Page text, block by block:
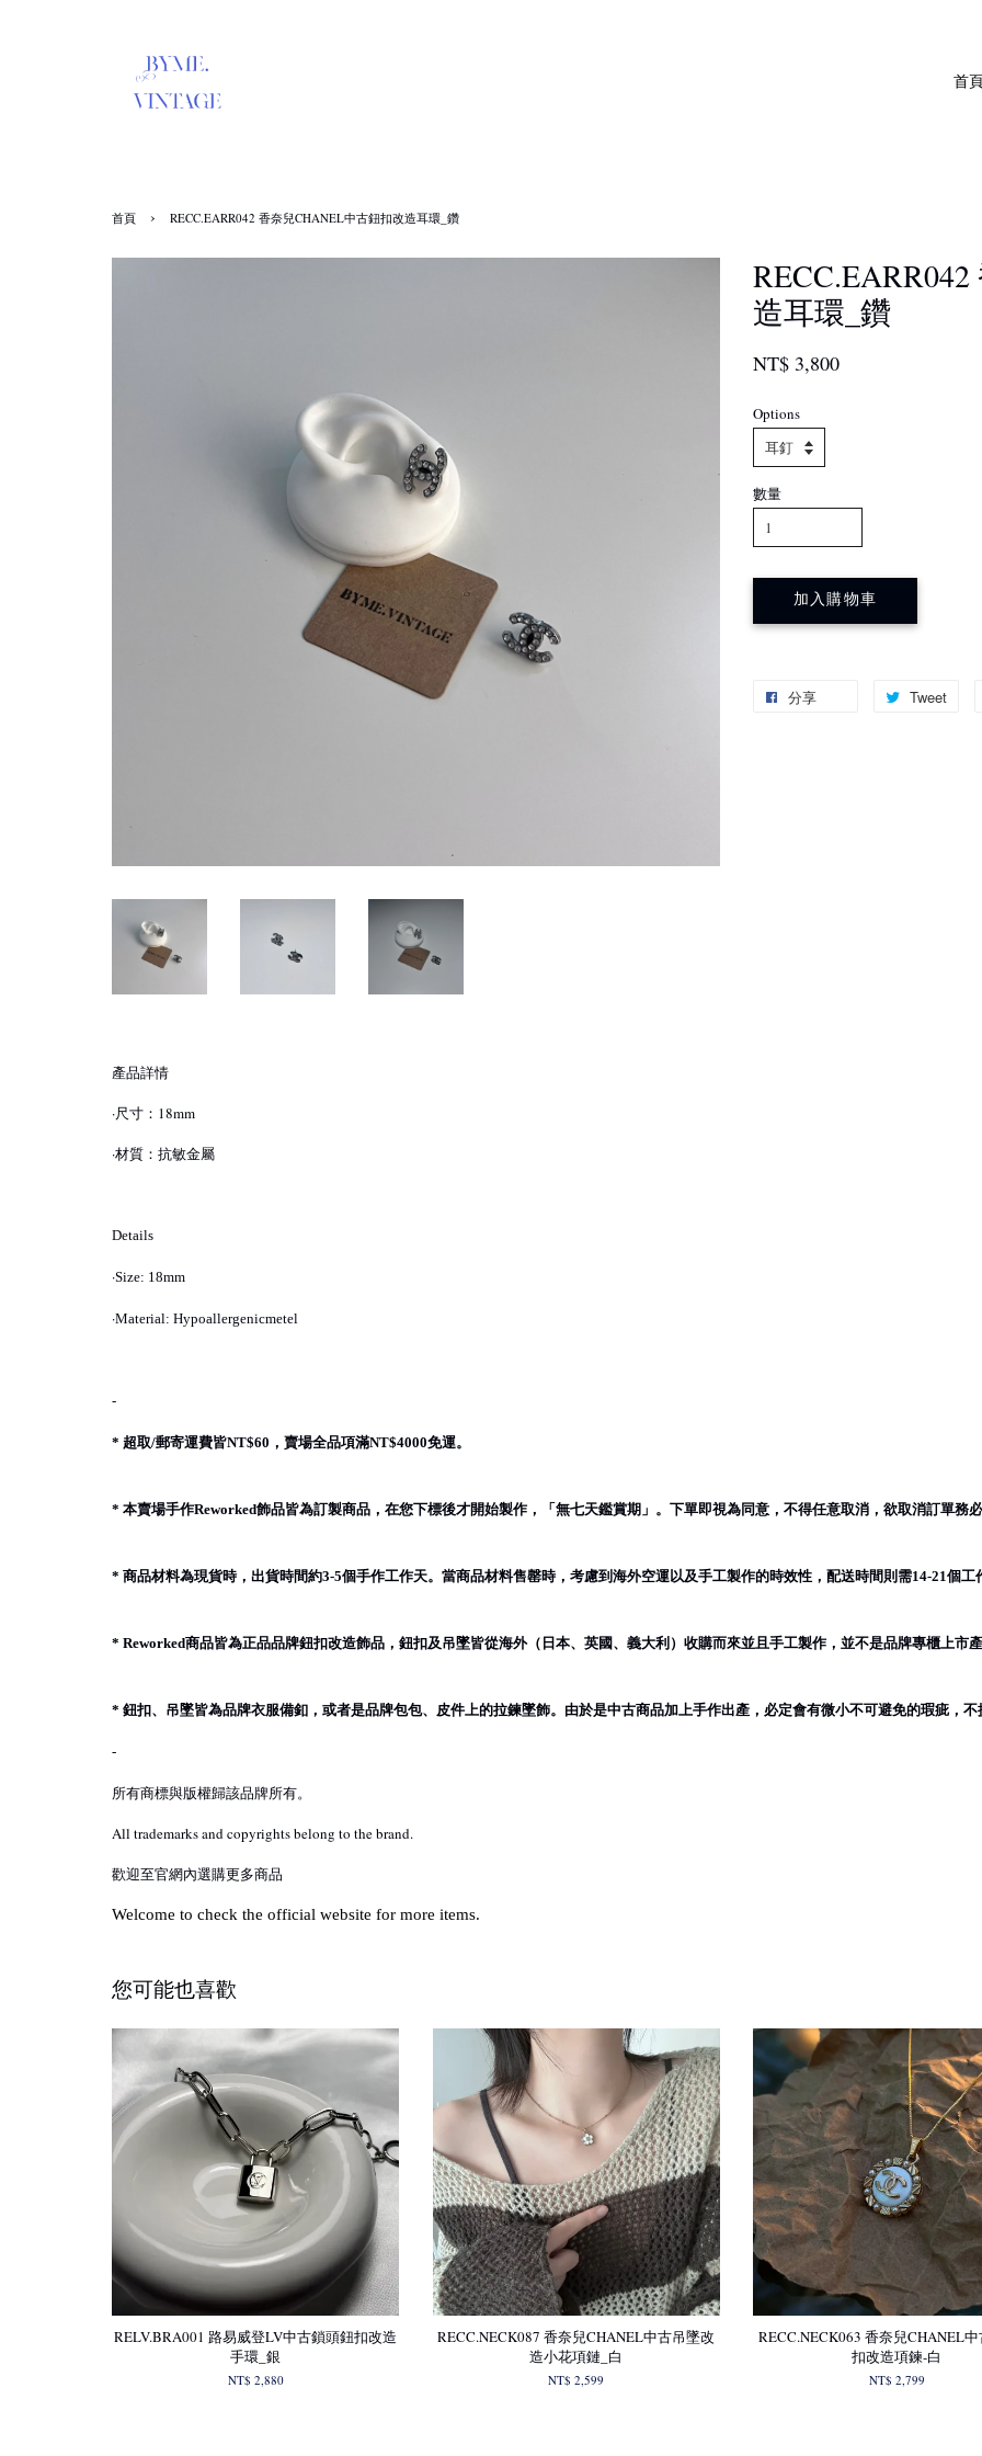
首頁
首頁 › RECC.EARR042 香奈兒CHANEL中古鈕扣改造耳環_鑽
造耳環_鑽
NT$ 3,800
Options
數量
加入購物車
分享 Tweet
產品詳情
·尺寸：18mm
·材質：抗敏金屬
Details
·Size: 18mm
·Material: Hypoallergenicmetel
-
* 超取/郵寄運費皆NT$60 ，賣場全品項滿NT$4000免運。
* 本賣場手作Reworked飾品皆為訂製商品，在您下標後才開始製作，「無七天鑑賞期」。下單即視為同意，不得任意取消，欲取消訂單務
* 商品材料為現貨時，出貨時間約3-5個手作工作天。當商品材料售罄時，考慮到海外空運以及手工製作的時效性，配送時間則需14-21個工
* Reworked商品皆為正品品牌鈕扣改造飾品，鈕扣及吊墜皆從海外（日本、英國、義大利）收購而來並且手工製作，並不是品牌專櫃上市
* 鈕扣、吊墜皆為品牌衣服備釦，或者是品牌包包、皮件上的拉鍊墜飾。由於是中古商品加上手作出產，必定會有微小不可避免的瑕疵，不
-
所有商標與版權歸該品牌所有。
All trademarks and copyrights belong to the brand.
歡迎至官網內選購更多商品
Welcome to check the official website for more items.
您可能也喜歡
RELV.BRA001 路易威登LV中古鎖頭鈕扣改造
手環_銀
NT$ 2,880
RECC.NECK087 香奈兒CHANEL中古吊墜改
造小花項鏈_白
NT$ 2,599
RECC.NECK063 香奈兒CHANEL
扣改造項鍊-白
NT$ 2,799